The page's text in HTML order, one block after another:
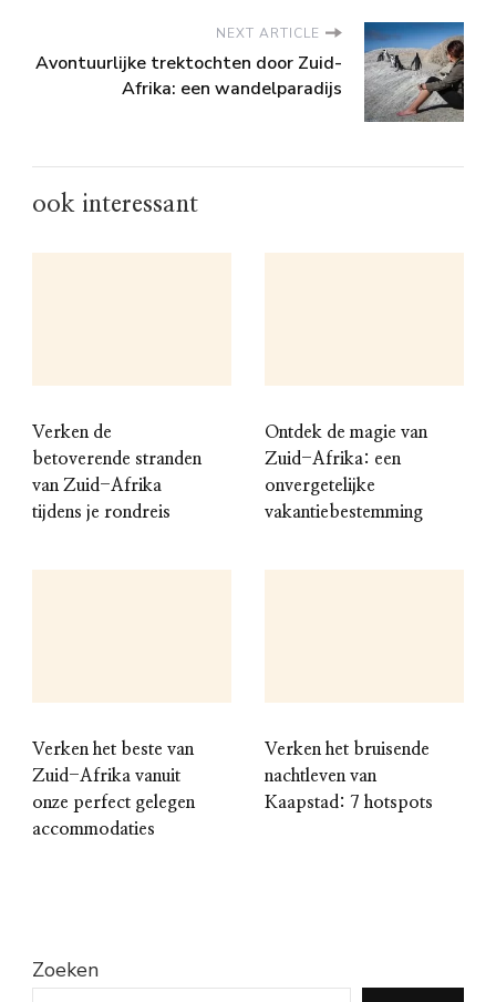
NEXT ARTICLE
Avontuurlijke trektochten door Zuid-
Afrika: een wandelparadijs
ook interessant
Verken de
betoverende stranden
van Zuid-Afrika
tijdens je rondreis
Ontdek de magie van
Zuid-Afrika: een
onvergetelijke
vakantiebestemming
Verken het beste van
Zuid-Afrika vanuit
onze perfect gelegen
accommodaties
Verken het bruisende
nachtleven van
Kaapstad: 7 hotspots
Zoeken